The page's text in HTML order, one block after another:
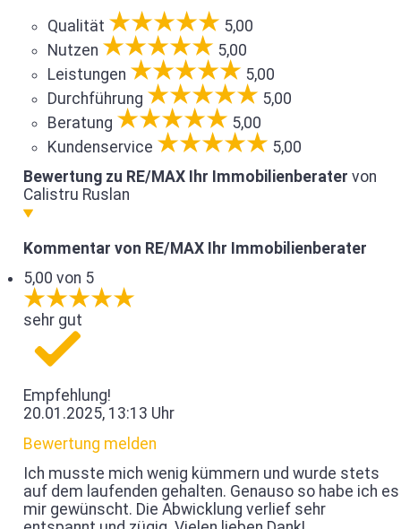
Qualität
5,00
Nutzen
5,00
Leistungen
5,00
Durchführung
5,00
Beratung
5,00
Kundenservice
5,00
Bewertung zu RE/MAX Ihr Immobilienberater von
Calistru Ruslan
Kommentar von RE/MAX Ihr Immobilienberater
5,00 von 5
sehr gut
Empfehlung!
20.01.2025, 13:13 Uhr
Bewertung melden
Ich musste mich wenig kümmern und wurde stets
auf dem laufenden gehalten. Genauso so habe ich es
mir gewünscht. Die Abwicklung verlief sehr